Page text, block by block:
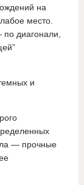
на
место.
диагонали,
и
— прочные